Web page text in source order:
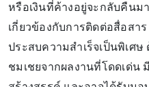
หรือเงินที่ค้างอยู่จะกลับคืนม
เกี่ยวข้องกับการติดต่อสื่อสา
ประสบความสำเร็จเป็นพิเศ
ชมเชยจากผลงานที่โดดเด่น